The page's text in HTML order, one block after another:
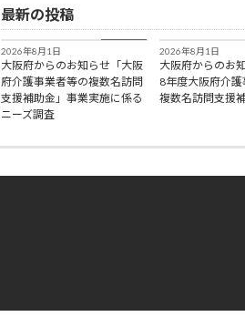
最新の投稿
お知らせ
2026年8月1日
大阪府からのお知らせ「大阪
府介護事業者等の複数名訪問
支援補助金」事業実施に係る
ニーズ調査
2026年8月1日
大阪府からのお
8年度大阪府介
複数名訪問支援